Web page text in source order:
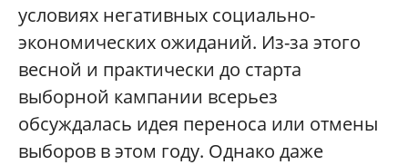
условиях негативных социально-
экономических ожиданий. Из-за этого
весной и практически до старта
выборной кампании всерьез
обсуждалась идея переноса или отмены
выборов в этом году. Однако даже